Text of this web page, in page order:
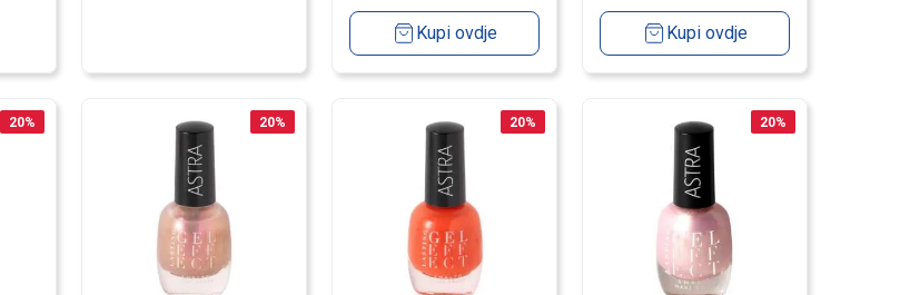
Kupi ovdje Kupi ovdje
20% 20% 20% 20%